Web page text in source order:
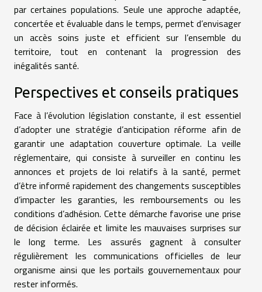
par certaines populations. Seule une approche adaptée,
concertée et évaluable dans le temps, permet d’envisager
un accès soins juste et efficient sur l’ensemble du
territoire, tout en contenant la progression des
inégalités santé.
Perspectives et conseils pratiques
Face à l’évolution législation constante, il est essentiel
d’adopter une stratégie d’anticipation réforme afin de
garantir une adaptation couverture optimale. La veille
réglementaire, qui consiste à surveiller en continu les
annonces et projets de loi relatifs à la santé, permet
d’être informé rapidement des changements susceptibles
d’impacter les garanties, les remboursements ou les
conditions d’adhésion. Cette démarche favorise une prise
de décision éclairée et limite les mauvaises surprises sur
le long terme. Les assurés gagnent à consulter
régulièrement les communications officielles de leur
organisme ainsi que les portails gouvernementaux pour
rester informés.